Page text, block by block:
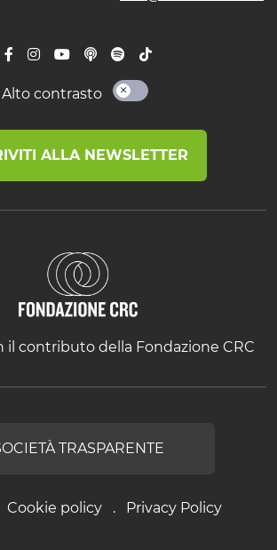
Alto contrasto
ALLA NEWSLETTER
il contributo della Fondazione CRC
Cookie policy Privacy Policy
TRASPARENTE